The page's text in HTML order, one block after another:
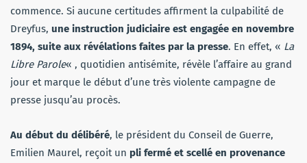
commence. Si aucune certitudes affirment la culpabilité de
Dreyfus, une instruction judiciaire est engagée en novembre
1894, suite aux révélations faites par la presse. En effet, « La
Libre Parole« , quotidien antisémite, révèle l’affaire au grand
jour et marque le début d’une très violente campagne de
presse jusqu’au procès.
Au début du délibéré, le président du Conseil de Guerre,
Emilien Maurel, reçoit un pli fermé et scellé en provenance